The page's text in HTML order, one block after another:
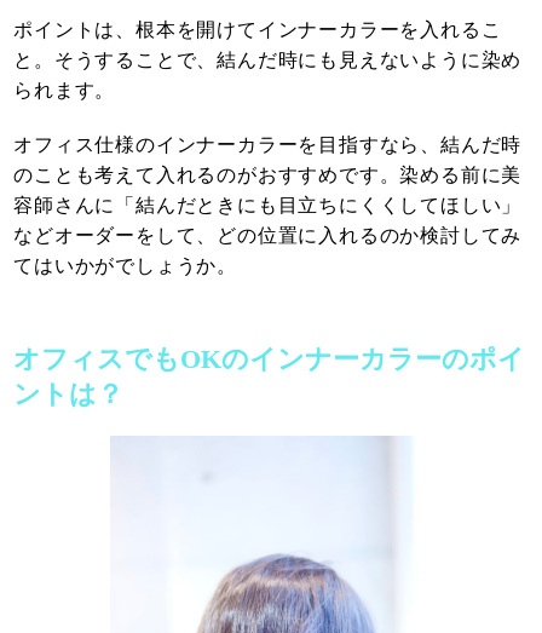
ポイントは、根本を開けてインナーカラーを入れるこ
と。そうすることで、結んだ時にも見えないように染め
られます。
オフィス仕様のインナーカラーを目指すなら、結んだ時
のことも考えて入れるのがおすすめです。染める前に美
容師さんに「結んだときにも目立ちにくくしてほしい」
などオーダーをして、どの位置に入れるのか検討してみ
てはいかがでしょうか。
オフィスでもOKのインナーカラーのポイ
ントは？